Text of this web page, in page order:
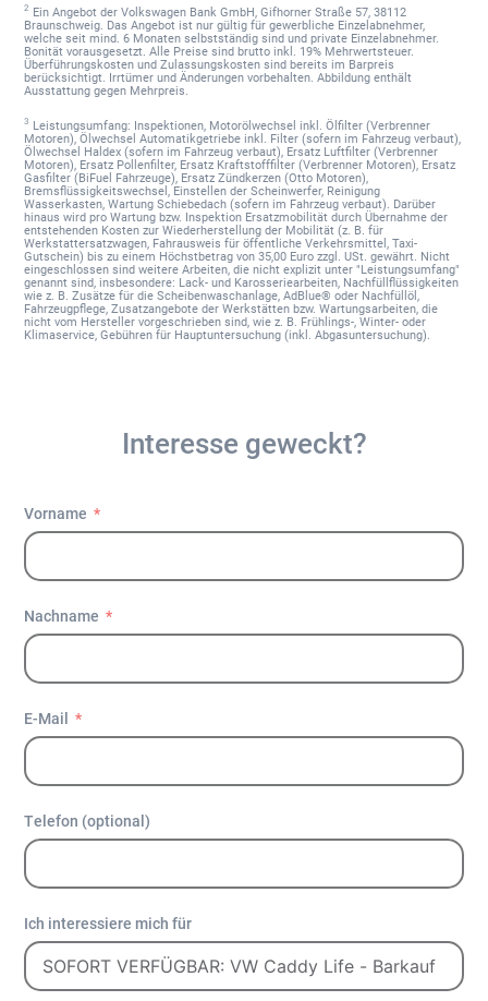
2 Ein Angebot der Volkswagen Bank GmbH, Gifhorner Straße 57, 38112
Braunschweig. Das Angebot ist nur gültig für gewerbliche Einzelabnehmer,
welche seit mind. 6 Monaten selbstständig sind und private Einzelabnehmer.
Bonität vorausgesetzt. Alle Preise sind brutto inkl. 19% Mehrwertsteuer.
Überführungskosten und Zulassungskosten sind bereits im Barpreis
berücksichtigt. Irrtümer und Änderungen vorbehalten. Abbildung enthält
Ausstattung gegen Mehrpreis.
3 Leistungsumfang: Inspektionen, Motorölwechsel inkl. Ölfilter (Verbrenner
Motoren), Ölwechsel Automatikgetriebe inkl. Filter (sofern im Fahrzeug verbaut),
Ölwechsel Haldex (sofern im Fahrzeug verbaut), Ersatz Luftfilter (Verbrenner
Motoren), Ersatz Pollenfilter, Ersatz Kraftstofffilter (Verbrenner Motoren), Ersatz
Gasfilter (BiFuel Fahrzeuge), Ersatz Zündkerzen (Otto Motoren),
Bremsflüssigkeitswechsel, Einstellen der Scheinwerfer, Reinigung
Wasserkasten, Wartung Schiebedach (sofern im Fahrzeug verbaut). Darüber
hinaus wird pro Wartung bzw. Inspektion Ersatzmobilität durch Übernahme der
entstehenden Kosten zur Wiederherstellung der Mobilität (z. B. für
Werkstattersatzwagen, Fahrausweis für öffentliche Verkehrsmittel, Taxi-
Gutschein) bis zu einem Höchstbetrag von 35,00 Euro zzgl. USt. gewährt. Nicht
eingeschlossen sind weitere Arbeiten, die nicht explizit unter "Leistungsumfang"
genannt sind, insbesondere: Lack- und Karosseriearbeiten, Nachfüllflüssigkeiten
wie z. B. Zusätze für die Scheibenwaschanlage, AdBlue® oder Nachfüllöl,
Fahrzeugpflege, Zusatzangebote der Werkstätten bzw. Wartungsarbeiten, die
nicht vom Hersteller vorgeschrieben sind, wie z. B. Frühlings-, Winter- oder
Klimaservice, Gebühren für Hauptuntersuchung (inkl. Abgasuntersuchung).
Interesse geweckt?
Vorname
Nachname
E-Mail
Telefon (optional)
Ich interessiere mich für